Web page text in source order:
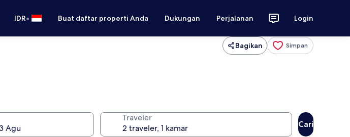
IDR• Buat daftar properti Anda Dukungan Perjalanan Login
Bagikan Simpan
Traveler
Cari